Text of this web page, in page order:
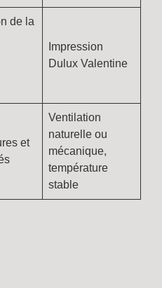
de la
Impression
Dulux Valentine
et
Ventilation
naturelle ou
mécanique,
température
stable